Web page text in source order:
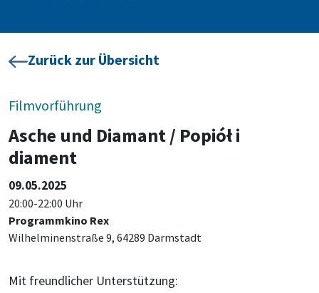
Zurück zur Übersicht
Filmvorführung
Asche und Diamant / Popiół i
diament
09.05.2025
20:00-22:00 Uhr
Programmkino Rex
Wilhelminenstraße 9, 64289 Darmstadt
Mit freundlicher Unterstützung: